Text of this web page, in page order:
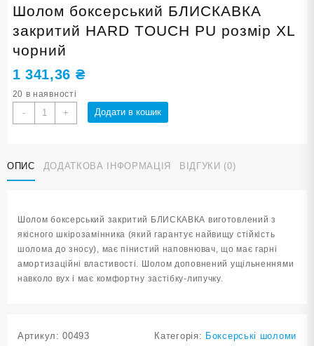
Шолом боксерський БЛИСКАВКА
закритий HARD TOUCH PU розмір XL
чорний
1 341,36 ₴
20 в наявності
-
Шолом
боксерський
HARD
TOUCH
кількість
+ Додати в кошик
ОПИС ДОДАТКОВА ІНФОРМАЦІЯ ВІДГУКИ (0)
Шолом боксерський закритий БЛИСКАВКА виготовлений з
якісного шкірозамінника (який гарантує найвищу стійкість
шолома до зносу), має пінистий наповнювач, що має гарні
амортизаційні властивості. Шолом доповнений ущільненнями
навколо вух і має комфортну застібку-липучку.
Артикул:00493 Категорія: Боксерські шоломи